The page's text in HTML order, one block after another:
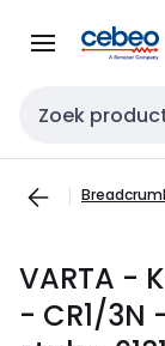
naar
naar
Zoekveld invoer
VARTA -
- CR1/3N